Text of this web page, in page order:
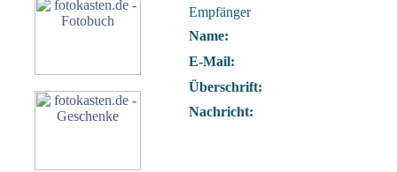
Empfänger
Name:
E-Mail:
Überschrift:
Nachricht: